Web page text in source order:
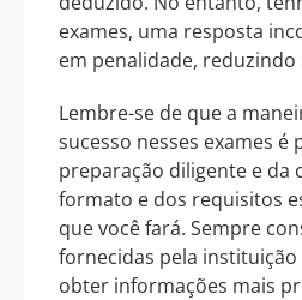
exames, uma resposta
em penalidade,
Lembre-se de que a
sucesso nesses exames é
preparação diligente e da
formato e dos requisitos
que você fará. Sempre
fornecidas pela
obter informações mais